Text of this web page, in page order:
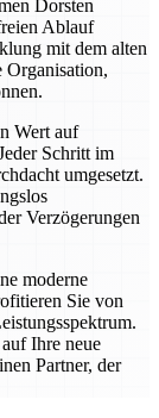
Dorsten
Ablauf
mit dem alten
Organisation,
Wert auf
Schritt im
umgesetzt.
Verzögerungen
moderne
Sie von
Ihre neue
Partner, der